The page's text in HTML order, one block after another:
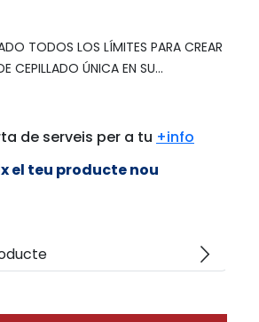
TODOS LOS LÍMITES PARA CREAR
CEPILLADO ÚNICA EN SU...
de serveis per a tu +info
el teu producte nou
arrow_forward_ios